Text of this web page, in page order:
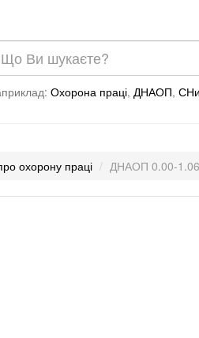
Охорона праці, ДНАОП,
охорону праці ДНАОП 0.00-1.06-